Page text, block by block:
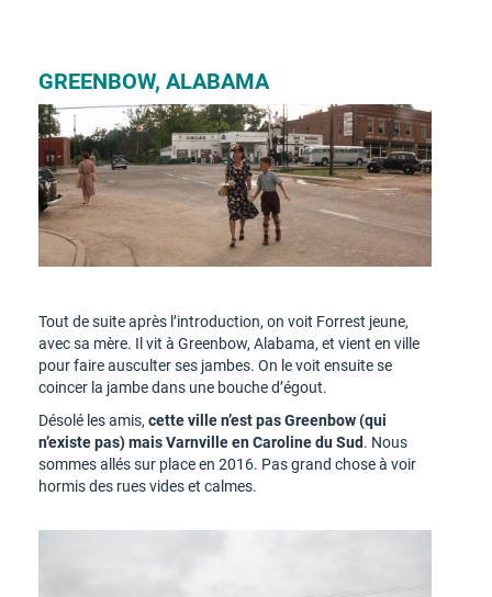
GREENBOW, ALABAMA
Tout de suite après l’introduction, on voit Forrest jeune,
avec sa mère. Il vit à Greenbow, Alabama, et vient en ville
pour faire ausculter ses jambes. On le voit ensuite se
coincer la jambe dans une bouche d’égout.
Désolé les amis, cette ville n’est pas Greenbow (qui
n’existe pas) mais Varnville en Caroline du Sud. Nous
sommes allés sur place en 2016. Pas grand chose à voir
hormis des rues vides et calmes.